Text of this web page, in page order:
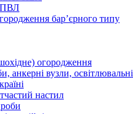
ПВЛ
бар’єрного типу
огородження
анкерні вузли,
настил